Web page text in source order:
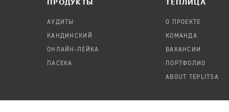
ПРОДУКТЫ
АУДИТЫ
КАНДИНСКИЙ
ОНЛАЙН-ЛЕЙКА
ПАСЕКА
TЕПЛИЦА
О ПРОЕКТЕ
КОМАНДА
ВАКАНСИИ
ПОРТФОЛИО
ABOUT TEPLITSA